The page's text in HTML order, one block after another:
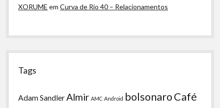
XORUME emCurva de Rio 40 – Relacionamentos
Tags
Adam Sandler Almir AMC Android bolsonaroCafé